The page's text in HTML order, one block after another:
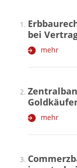
bei
mehr
mehr